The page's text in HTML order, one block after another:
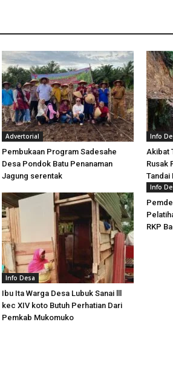
Advertorial
Pembukaan Program Sadesahe
Desa Pondok Batu Penanaman
Jagung serentak
Info
Akibat
Rusak
Tandai
Info Desa
Ibu Ita Warga Desa Lubuk Sanai lll
kec XIV koto Butuh Perhatian Dari
Pemkab Mukomuko
Info
RKP